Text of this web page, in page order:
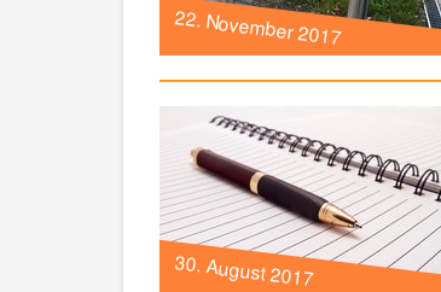
22. November 2017
30. August 2017